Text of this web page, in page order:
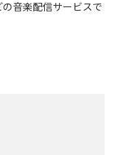
の音楽配信サービスで